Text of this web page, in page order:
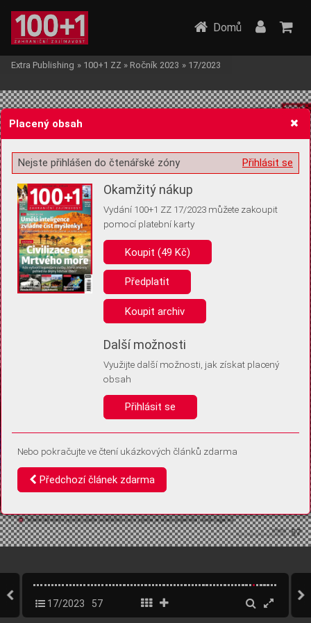
Žádost o souhlas s ukládáním volitelných informací
Pro základní fungování webu nepotřebujeme ukládat žádné informace
(tzv. cookies apod.). Rádi bychom vás ale požádali o souhlas s
uložením volitelných informací:
Anonymní unikátní ID
Díky němu příště poznáme, že se jedná o stejné zařízení, a
Identifikátor je zcela anonymní.
Vaše souhlasy a odmítnutí si ukládáme do vašeho zařízení, abychom se
vás už příště znovu neptali. Můžete je kdykoli později upravit ve Správě
Domů
Extra Publishing » 100+1 ZZ » Ročník 2023 » 17/2023
17/2023 57
Placený obsah
Přihlásit se
Nejste přihlášen do čtenářské zóny
Okamžitý nákup
Vydání 100+1 ZZ 17/2023 můžete zakoupit
pomocí platební karty
Koupit (49 Kč)
Předplatit
Koupit archiv
Další možnosti
Využijte další možnosti, jak získat placený
obsah
Přihlásit se
Nebo pokračujte ve čtení ukázkových článků zdarma
Předchozí článek zdarma